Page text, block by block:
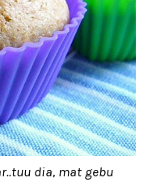
dia, mat gebu